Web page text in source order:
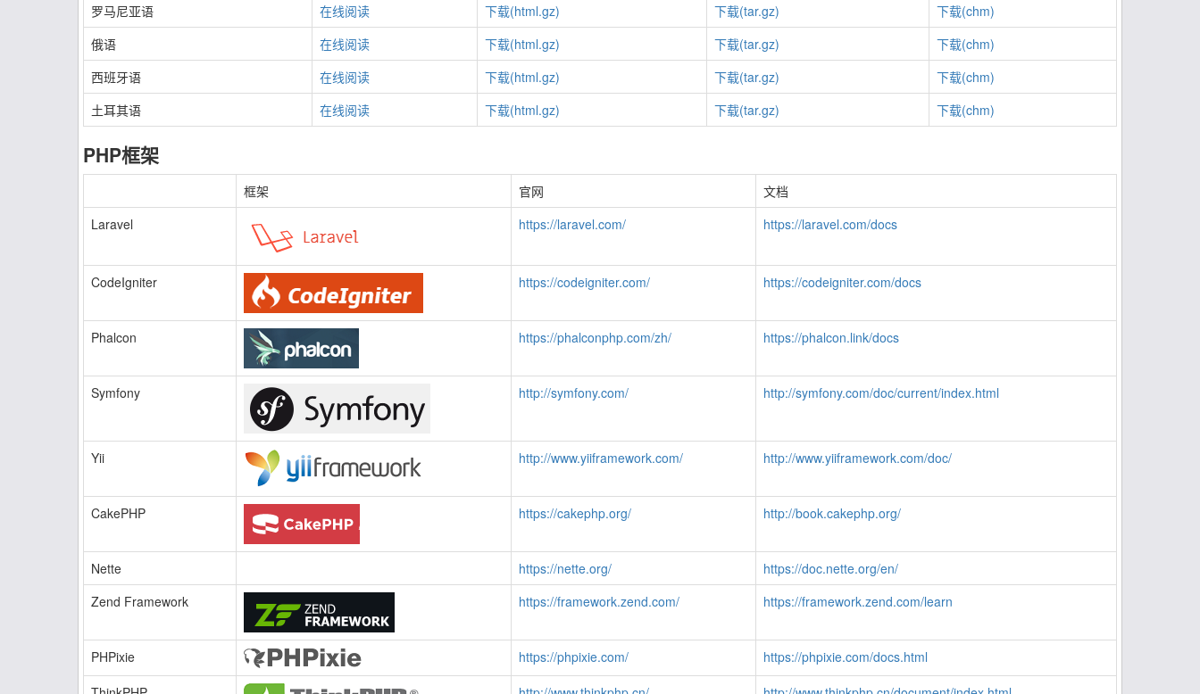
罗马尼亚语
在线阅读 下载(html.gz) 下载(tar.gz)
下载(chm)
俄语
在线阅读 下载(html.gz) 下载(tar.gz)
下载(chm)
西班牙语
在线阅读 下载(html.gz) 下载(tar.gz)
下载(chm)
土耳其语
在线阅读 下载(html.gz) 下载(tar.gz) 下载(chm)
PHP框架
框架 官网
文档
Laravel
https://laravel.com/ https://laravel.com/docs
CodeIgniter https://codeigniter.com/ https://codeigniter.com/docs
Phalcon https://phalconphp.com/zh/ https://phalcon.link/docs
Symfony http://symfony.com/ http://symfony.com/doc/current/index.html
Yii http://www.yiiframework.com/ http://www.yiiframework.com/doc/
CakePHP https://cakephp.org/ http://book.cakephp.org/
Nette https://nette.org/
https://doc.nette.org/en/
Zend Framework
https://framework.zend.com/ https://framework.zend.com/learn
PHPixie https://phpixie.com/
https://phpixie.com/docs.html